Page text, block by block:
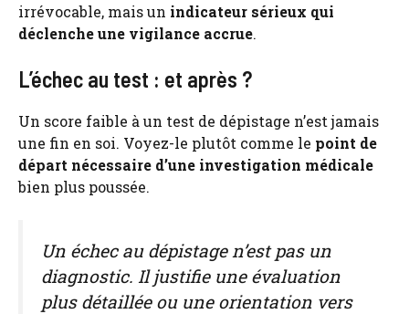
irrévocable, mais un indicateur sérieux qui
déclenche une vigilance accrue.
L’échec au test : et après ?
Un score faible à un test de dépistage n’est jamais
une fin en soi. Voyez-le plutôt comme le point de
départ nécessaire d’une investigation médicale
bien plus poussée.
Un échec au dépistage n’est pas un
diagnostic. Il justifie une évaluation
plus détaillée ou une orientation vers